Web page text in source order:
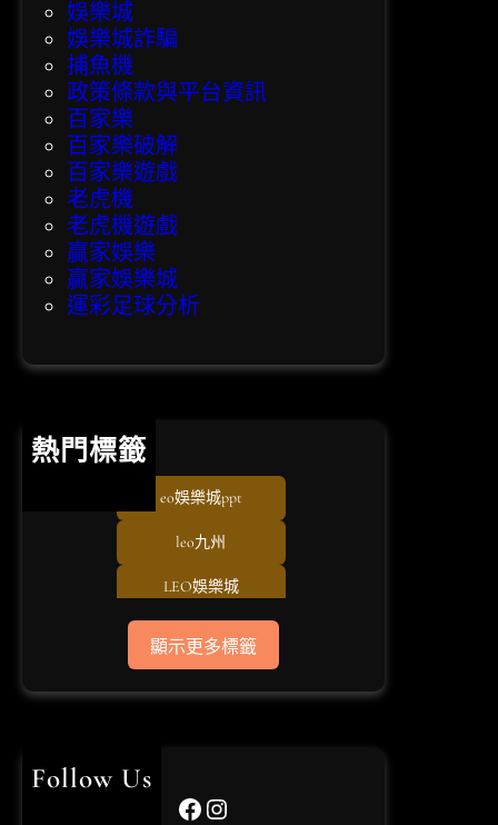
娛樂城
娛樂城詐騙
捕魚機
政策條款與平台資訊
百家樂
百家樂破解
百家樂遊戲
老虎機
老虎機遊戲
贏家娛樂
贏家娛樂城
運彩足球分析
熱門標籤
eo娛樂城ppt
leo九州
LEO娛樂城
usdt儲值
世界杯投注
顯示更多標籤
Follow Us
Facebook Instagram